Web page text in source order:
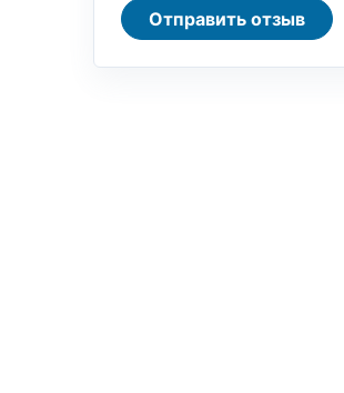
Отправить отзыв